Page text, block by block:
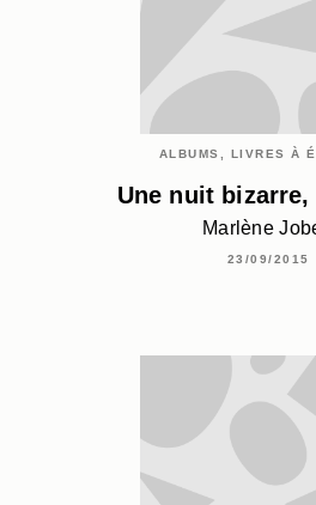
ALBUMS, LIVRES À
Une nuit
Marlène
23/09/2015